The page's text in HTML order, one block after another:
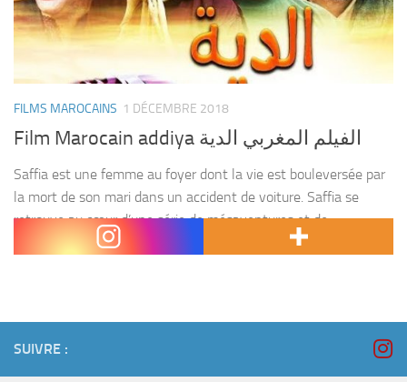
FILMS MAROCAINS 1 DÉCEMBRE 2018
Film Marocain addiya الفيلم المغربي الدية
Saffia est une femme au foyer dont la vie est bouleversée par
la mort de son mari dans un accident de voiture. Saffia se
retrouve au cœur d’une série de mésaventures et de
rebondissements...
SUIVRE :